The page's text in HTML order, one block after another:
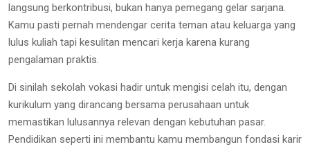
langsung berkontribusi, bukan hanya pemegang gelar sarjana.
Kamu pasti pernah mendengar cerita teman atau keluarga yang
lulus kuliah tapi kesulitan mencari kerja karena kurang
pengalaman praktis.
Di sinilah sekolah vokasi hadir untuk mengisi celah itu, dengan
kurikulum yang dirancang bersama perusahaan untuk
memastikan lulusannya relevan dengan kebutuhan pasar.
Pendidikan seperti ini membantu kamu membangun fondasi karir